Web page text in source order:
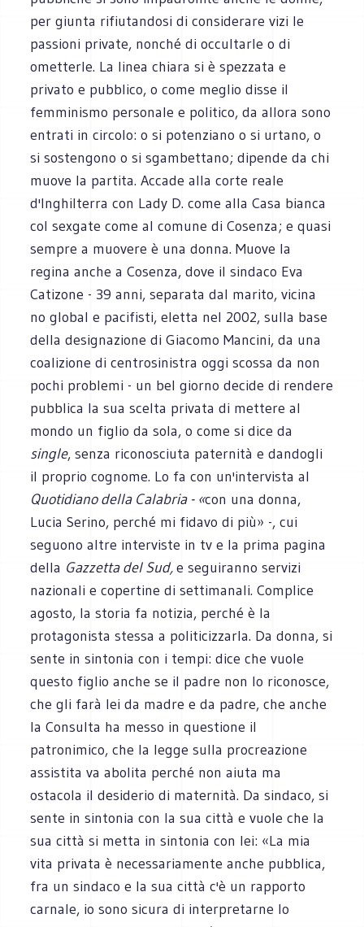
per giunta rifiutandosi di considerare vizi le
passioni private, nonché di occultarle o di
ometterle. La linea chiara si è spezzata e
privato e pubblico, o come meglio disse il
femminismo personale e politico, da allora sono
entrati in circolo: o si potenziano o si urtano, o
si sostengono o si sgambettano; dipende da chi
muove la partita. Accade alla corte reale
d'Inghilterra con Lady D. come alla Casa bianca
col sexgate come al comune di Cosenza; e quasi
sempre a muovere è una donna. Muove la
regina anche a Cosenza, dove il sindaco Eva
Catizone - 39 anni, separata dal marito, vicina
no global e pacifisti, eletta nel 2002, sulla base
della designazione di Giacomo Mancini, da una
coalizione di centrosinistra oggi scossa da non
pochi problemi - un bel giorno decide di rendere
pubblica la sua scelta privata di mettere al
mondo un figlio da sola, o come si dice da
single, senza riconosciuta paternità e dandogli
il proprio cognome. Lo fa con un'intervista al
Quotidiano della Calabria - «con una donna,
Lucia Serino, perché mi fidavo di più» -, cui
seguono altre interviste in tv e la prima pagina
della Gazzetta del Sud,e seguiranno servizi
nazionali e copertine di settimanali. Complice
agosto, la storia fa notizia, perché è la
protagonista stessa a politicizzarla. Da donna, si
sente in sintonia con i tempi: dice che vuole
questo figlio anche se il padre non lo riconosce,
che gli farà lei da madre e da padre, che anche
la Consulta ha messo in questione il
patronimico, che la legge sulla procreazione
assistita va abolita perché non aiuta ma
ostacola il desiderio di maternità. Da sindaco, si
sente in sintonia con la sua città e vuole che la
sua città si metta in sintonia con lei: «La mia
vita privata è necessariamente anche pubblica,
fra un sindaco e la sua città c'è un rapporto
carnale, io sono sicura di interpretarne lo